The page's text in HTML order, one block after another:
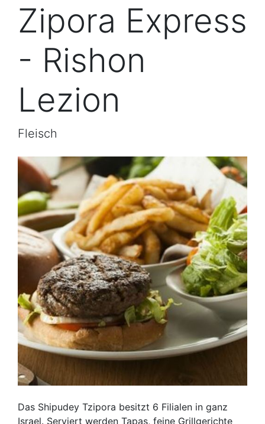
Zipora Express
- Rishon
Lezion
Fleisch
Das Shipudey Tzipora besitzt 6 Filialen in ganz
Israel. Serviert werden Tapas, feine Grillgerichte